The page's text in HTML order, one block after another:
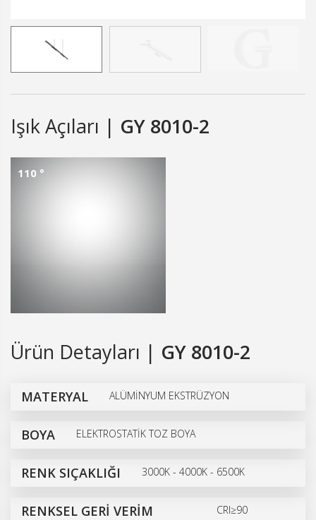
Işık Açıları | GY 8010-2
110 °
Ürün Detayları | GY 8010-2
MATERYAL ALÜMİNYUM EKSTRÜZYON
BOYA ELEKTROSTATİK TOZ BOYA
RENK SIÇAKLIĞI 3000K - 4000K - 6500K
RENKSEL GERİ VERİM CRI≥90